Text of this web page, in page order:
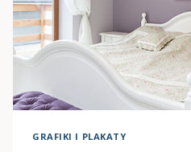
GRAFIKI I PLAKATY